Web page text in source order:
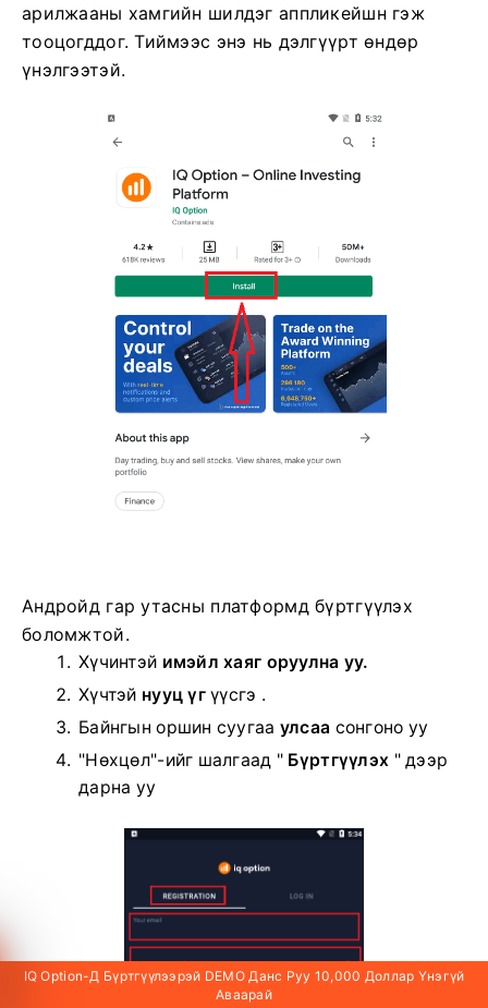
арилжааны хамгийн шилдэг аппликейшн гэж
тооцогддог. Тиймээс энэ нь дэлгүүрт өндөр
үнэлгээтэй.
Андройд гар утасны платформд бүртгүүлэх
боломжтой.
Хүчинтэй имэйл хаяг оруулна уу.
Хүчтэй нууц үгүүсгэ .
Байнгын оршин суугаа улсаа сонгоно уу
"Нөхцөл"-ийг шалгаад " Бүртгүүлэх " дээр
дарна уу
IQ Option-Д Бүртгүүлээрэй DEMO Данс Руу 10,000 Доллар Үнэгүй
Аваарай